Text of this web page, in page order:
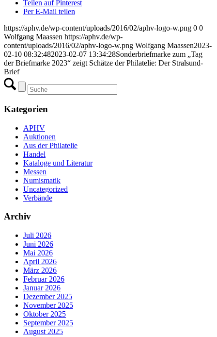
Teilen auf Pinterest
Per E-Mail teilen
https://aphv.de/wp-content/uploads/2016/02/aphv-logo-w.png 0 0
Wolfgang Maassen https://aphv.de/wp-
content/uploads/2016/02/aphv-logo-w.png Wolfgang Maassen2023-
02-10 08:32:482023-02-07 13:34:28Sonderbriefmarke zum „Tag
der Briefmarke 2023“ zeigt Schätze der Philatelie: Der Stralsund-
Brief
Kategorien
APHV
Auktionen
Aus der Philatelie
Handel
Kataloge und Literatur
Messen
Numismatik
Uncategorized
Verbände
Archiv
Juli 2026
Juni 2026
Mai 2026
April 2026
März 2026
Februar 2026
Januar 2026
Dezember 2025
November 2025
Oktober 2025
September 2025
August 2025